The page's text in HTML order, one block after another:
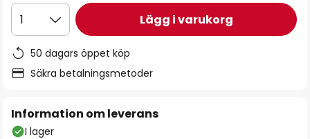
1 Lägg i varukorg
50 dagars öppet köp
Säkra betalningsmetoder
Information om leverans
I lager